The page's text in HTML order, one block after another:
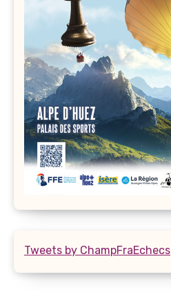
Tweets by ChampFraEchecs